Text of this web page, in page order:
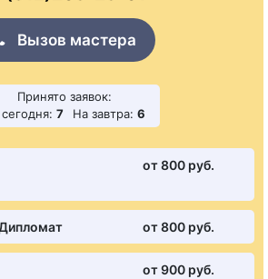
Вызов мастера
Принято заявок:
7 На завтра: 6
от 800 pуб.
от 800 pуб.
от 900 pуб.